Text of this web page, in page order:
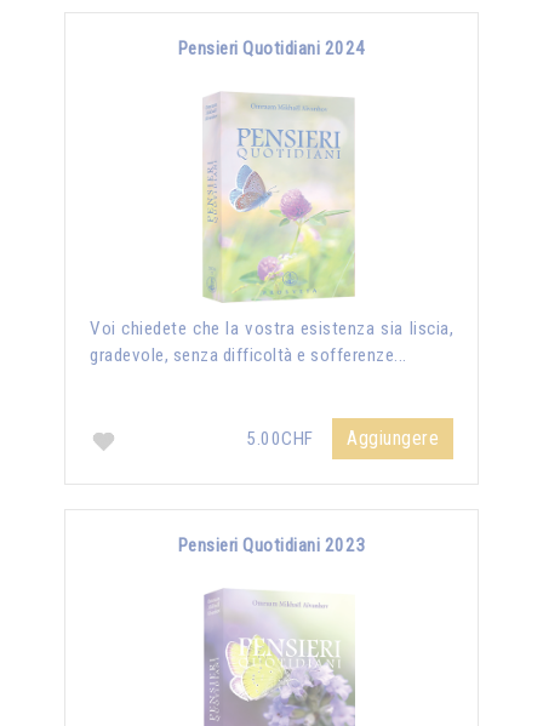
Pensieri Quotidiani 2024
Voi chiedete che la vostra esistenza sia liscia,
gradevole, senza difficoltà e sofferenze...
5.00CHF Aggiungere
Pensieri Quotidiani 2023